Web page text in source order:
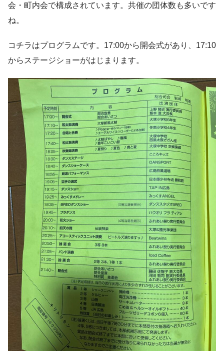
会・町内会で構成されています。共催の団体数も多いです
ね。
コチラはプログラムです。17:00から開会式があり、17:10
からステージショーがはじまります。